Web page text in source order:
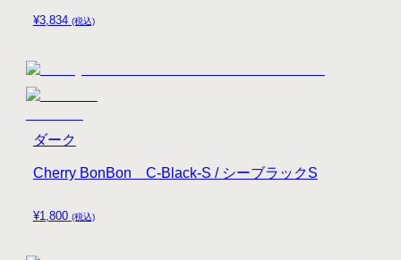
¥3,834 (税込)
¥1,800 (税込)
Cherry BonBon C-Black-S / シーブラックS
ダーク